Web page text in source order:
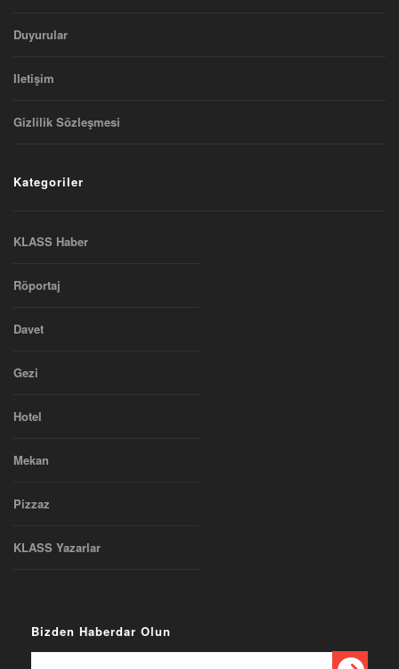
Duyurular
Iletişim
Gizlilik Sözleşmesi
Kategoriler
KLASS Haber
Röportaj
Davet
Gezi
Hotel
Mekan
Pizzaz
KLASS Yazarlar
Bizden Haberdar Olun